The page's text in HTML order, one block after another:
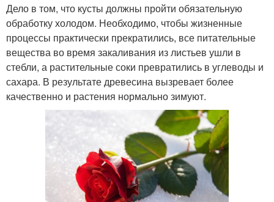
Дело в том, что кусты должны пройти обязательную
обработку холодом. Необходимо, чтобы жизненные
процессы практически прекратились, все питательные
вещества во время закаливания из листьев ушли в
стебли, а растительные соки превратились в углеводы и
сахара. В результате древесина вызревает более
качественно и растения нормально зимуют.